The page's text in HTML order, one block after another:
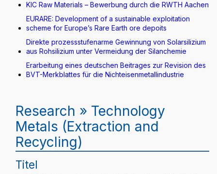
KIC Raw Materials – Bewerbung durch die RWTH Aachen
EURARE: Development of a sustainable exploitation
scheme for Europe’s Rare Earth ore depoits
Direkte prozessstufenarme Gewinnung von Solarsilizium
aus Rohsilizium unter Vermeidung der Silanchemie
Erarbeitung eines deutschen Beitrages zur Revision des
BVT-Merkblattes für die Nichteisenmetallindustrie
Research » Technology
Metals (Extraction and
Recycling)
Titel